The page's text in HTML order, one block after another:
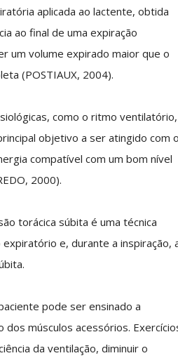
aplicada ao lactente, obtida
ao final de uma expiração
um volume expirado maior que o
(POSTIAUX, 2004).
como o ritmo ventilatório,
objetivo a ser atingido com o
compatível com um bom nível
2000).
torácica súbita é uma técnica
e, durante a inspiração,
pode ser ensinado a
músculos acessórios.
da ventilação, diminuir o